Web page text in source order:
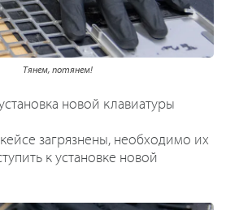
Тянем, потянем!
новой клавиатуры
загрязнены, необходимо их
к установке новой